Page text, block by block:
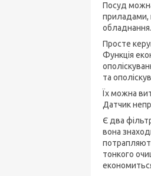
Посуд
приладами,
обладнання.
Просте
Функція
та
Їх можна
Датчик
Є два
вона
тонкого